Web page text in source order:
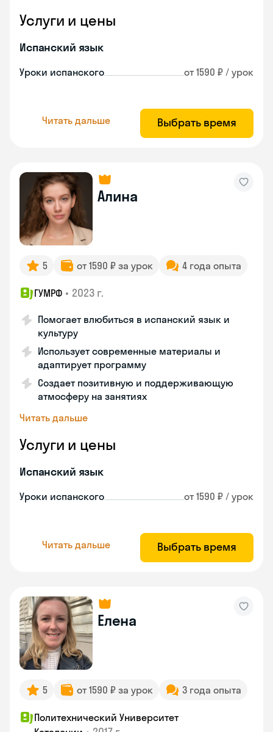
Услуги и цены
Испанский язык
Уроки испанского от 1590 ₽ / урок
Читать дальше Выбрать время
Алина
5 от 1590 ₽ за урок 4 года опыта
ГУМРФ • 2023 г.
Помогает влюбиться в испанский язык и
культуру
Использует современные материалы и
адаптирует программу
Создает позитивную и поддерживающую
атмосферу на занятиях
Читать дальше
Услуги и цены
Испанский язык
Уроки испанского от 1590 ₽ / урок
Читать дальше Выбрать время
Елена
5 от 1590 ₽ за урок 3 года опыта
Политехнический Университет